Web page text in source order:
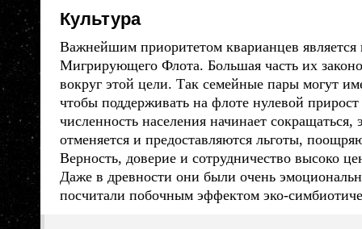
Культура
Важнейшим приоритетом кварианцев
Мигрирующего Флота. Большая часть их
вокруг этой цели. Так семейные пары могут
чтобы поддерживать на флоте нулевой прирост
численность населения начинает сокращаться,
отменяется и предоставляются льготы,
Верность, доверие и сотрудничество высоко
Даже в древности они были очень
посчитали побочным эффектом эко-